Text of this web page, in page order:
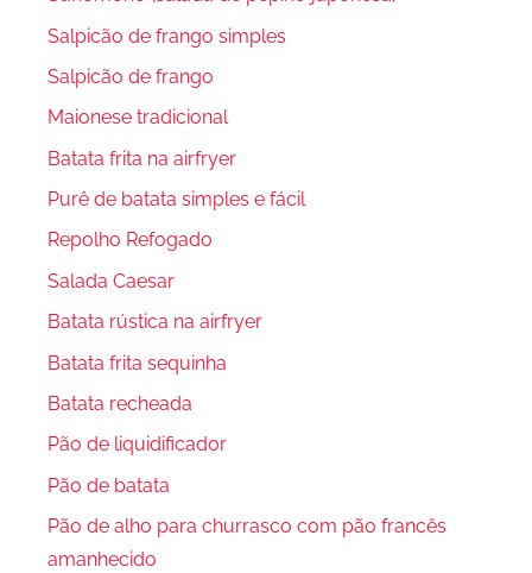
Salpicão de frango simples
Salpicão de frango
Maionese tradicional
Batata frita na airfryer
Purê de batata simples e fácil
Repolho Refogado
Salada Caesar
Batata rústica na airfryer
Batata frita sequinha
Batata recheada
Pão de liquidificador
Pão de batata
Pão de alho para churrasco com pão francês
amanhecido